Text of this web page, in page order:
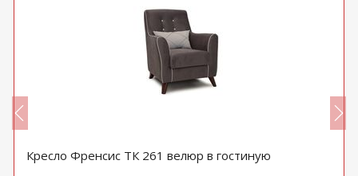
Кресло Френсис ТК 261 велюр в гостиную